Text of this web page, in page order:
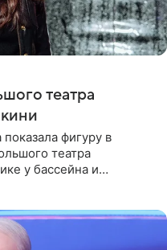
театра
фигуру в
театра
у бассейна и